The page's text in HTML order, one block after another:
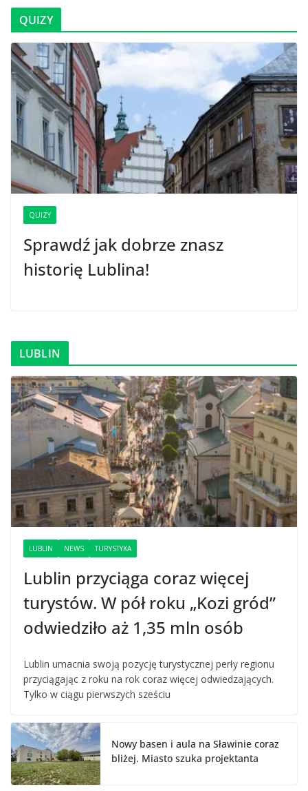
QUIZY
QUIZY
Sprawdź jak dobrze znasz
historię Lublina!
LUBLIN
LUBLIN NEWS TURYSTYKA
Lublin przyciąga coraz więcej
turystów. W pół roku „Kozi gród”
odwiedziło aż 1,35 mln osób
Lublin umacnia swoją pozycję turystycznej perły regionu
przyciągając z roku na rok coraz więcej odwiedzających.
Tylko w ciągu pierwszych sześciu
Nowy basen i aula na Sławinie coraz
bliżej. Miasto szuka projektanta